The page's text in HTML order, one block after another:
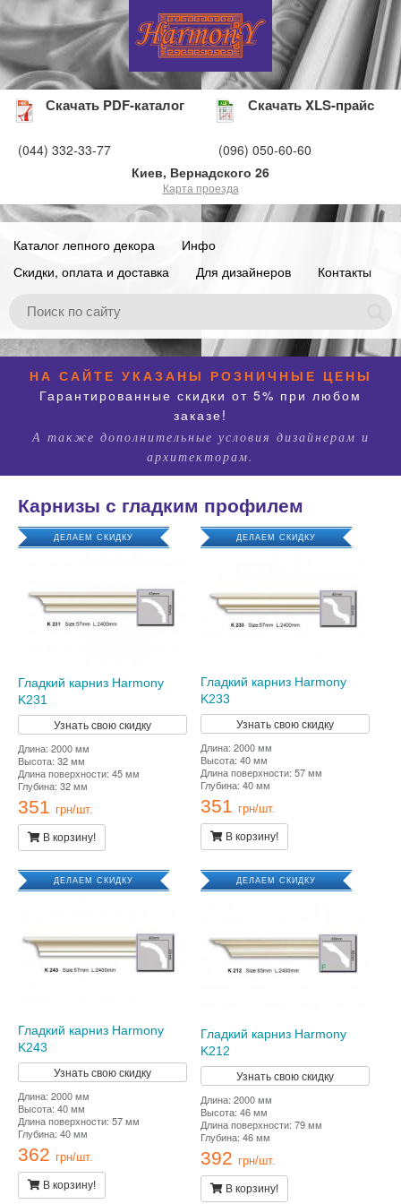
Скачать PDF-каталог Скачать XLS-прайс
(044) 332-33-77
(096) 050-60-60
Киев, Вернадского 26
Карта проезда
Каталог лепного декора
Инфо
Скидки, оплата и доставка
Для дизайнеров Контакты
НА САЙТЕ УКАЗАНЫ РОЗНИЧНЫЕ ЦЕНЫ
Гарантированные скидки от 5% при любом
заказе!
А также дополнительные условия дизайнерам и
архитекторам.
Карнизы с гладким профилем
ДЕЛАЕМ СКИДКУ
Гладкий карниз Harmony
K231
Узнать свою скидку
Длина: 2000 мм
Высота: 32 мм
Длина поверхности: 45 мм
Глубина: 32 мм
351 грн/шт.
В корзину!
ДЕЛАЕМ СКИДКУ
Гладкий карниз Harmony
K233
Узнать свою скидку
Длина: 2000 мм
Высота: 40 мм
Длина поверхности: 57 мм
Глубина: 40 мм
351 грн/шт.
В корзину!
ДЕЛАЕМ СКИДКУ
Гладкий карниз Harmony
K243
Узнать свою скидку
Длина: 2000 мм
Высота: 40 мм
Длина поверхности: 57 мм
Глубина: 40 мм
362 грн/шт.
В корзину!
ДЕЛАЕМ СКИДКУ
Гладкий карниз Harmony
K212
Узнать свою скидку
Длина: 2000 мм
Высота: 46 мм
Длина поверхности: 79 мм
Глубина: 46 мм
392 грн/шт.
В корзину!